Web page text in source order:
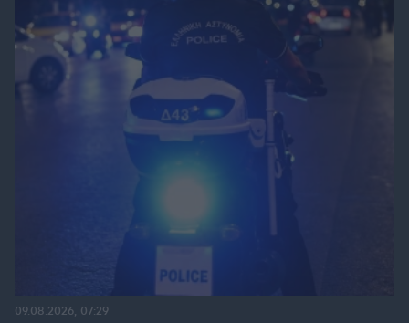
09.08.2026, 07:29